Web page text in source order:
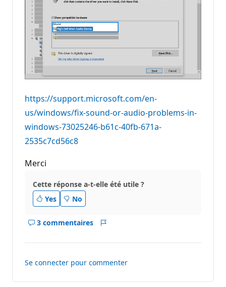
https://support.microsoft.com/en-
us/windows/fix-sound-or-audio-problems-in-
windows-73025246-b61c-40fb-671a-
2535c7cd56c8
Merci
Cette réponse a-t-elle été utile ?
Yes
No
3 commentaires
Afficher
pour
réponse
Se connecter pour commenter